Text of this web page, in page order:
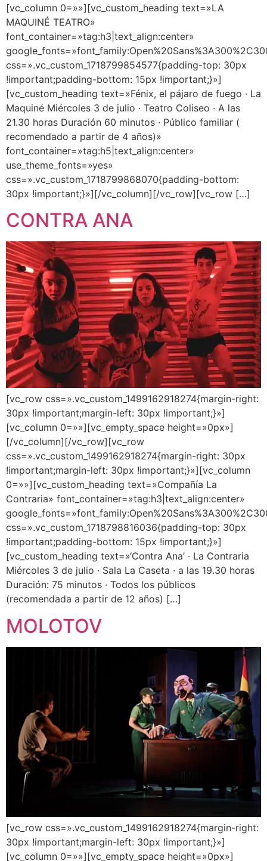
[vc_column 0=»»][vc_custom_heading text=»LA
MAQUINÉ TEATRO»
font_container=»tag:h3|text_align:center»
css=».vc_custom_1718799854577{padding-top: 30px
!important;padding-bottom: 15px !important;}»]
[vc_custom_heading text=»Fénix, el pájaro de fuego · La
Maquiné Miércoles 3 de julio · Teatro Coliseo · A las
21.30 horas Duración 60 minutos · Público familiar (
recomendado a partir de 4 años)»
font_container=»tag:h5|text_align:center»
use_theme_fonts=»yes»
css=».vc_custom_1718799868070{padding-bottom:
30px !important;}»][/vc_column][/vc_row][vc_row […]
CONTRA ANA
[vc_row css=».vc_custom_1499162918274{margin-right:
30px !important;margin-left: 30px !important;}»]
[vc_column 0=»»][vc_empty_space height=»0px»]
[/vc_column][/vc_row][vc_row
css=».vc_custom_1499162918274{margin-right: 30px
!important;margin-left: 30px !important;}»][vc_column
0=»»][vc_custom_heading text=»Compañía La
Contraria» font_container=»tag:h3|text_align:center»
css=».vc_custom_1718798816036{padding-top: 30px
!important;padding-bottom: 15px !important;}»]
[vc_custom_heading text=»‘Contra Ana’ · La Contraria
Miércoles 3 de julio · Sala La Caseta · a las 19.30 horas
Duración: 75 minutos · Todos los públicos
(recomendada a partir de 12 años) […]
MOLOTOV
[vc_row css=».vc_custom_1499162918274{margin-right:
30px !important;margin-left: 30px !important;}»]
[vc_column 0=»»][vc_empty_space height=»0px»]